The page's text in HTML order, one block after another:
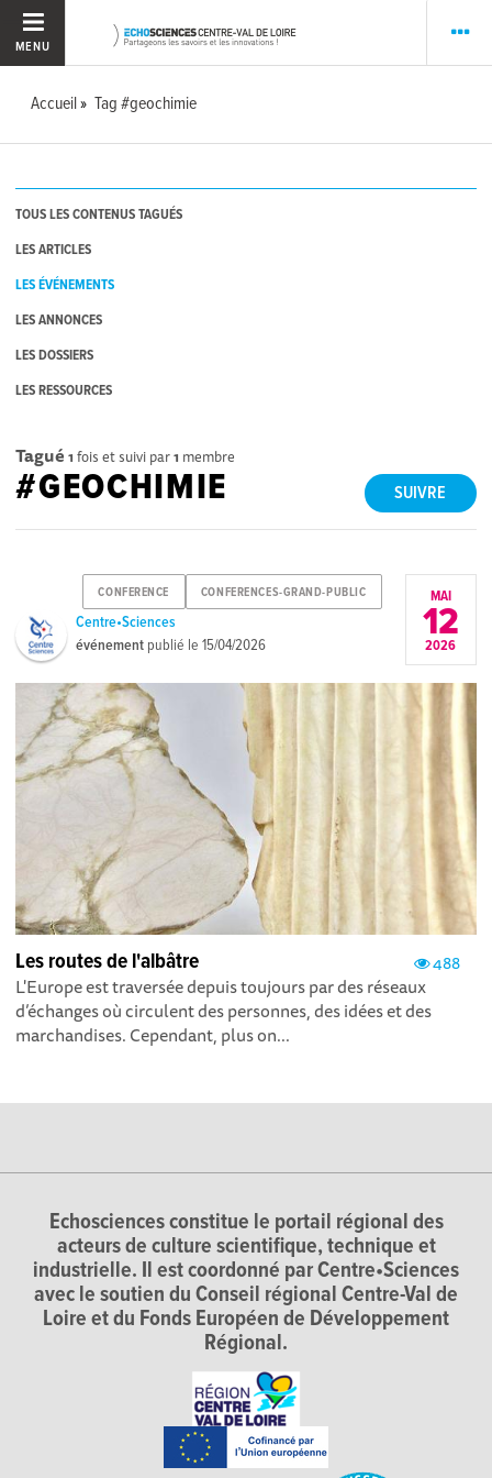
MENU
Accueil Tag #geochimie
TOUS LES CONTENUS TAGUÉS
LES ARTICLES
LES ÉVÉNEMENTS
LES ANNONCES
LES DOSSIERS
LES RESSOURCES
Tagué 1 fois et suivi par1 membre
SUIVRE
#GEOCHIMIE
CONFERENCE CONFERENCES-GRAND-PUBLIC
Centre•Sciences
événement publié le15/04/2026
MAI
12
2026
488
Les routes de l'albâtre
L'Europe est traversée depuis toujours par des réseaux
d’échanges où circulent des personnes, des idées et des
marchandises. Cependant, plus on...
Echosciences constitue le portail régional des
acteurs de culture scientifique, technique et
industrielle. Il est coordonné par Centre•Sciences
avec le soutien du Conseil régional Centre-Val de
Loire et du Fonds Européen de Développement
Régional.